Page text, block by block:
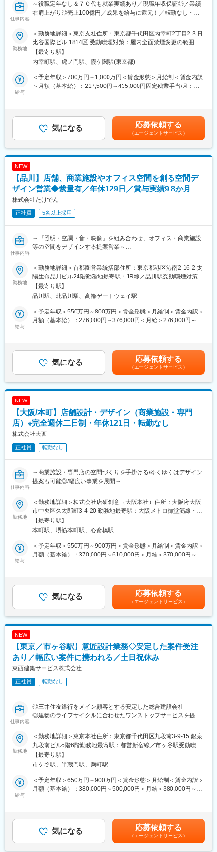
社を推奨しています。育児休業制度や短時間勤務制度が整備され
ているため、子育て中の社員も安心して働くことができます。ま
変更の範囲：会社の定める業務
■配属部署について：
・現在26名の設備施工管理技術士在籍しています。
っております。
・入社時60歳超えると契約社員（退職金無）～59（無期雇用正社
員定年年長）→70～80歳まで働いている
■同社の特徴・魅力：
・既存取引先は全国に多店舗展開している大手企業グループばか
りです。 標準仕様に基づき反復継続して設計・施工を行うことで
の両立を支援するための環境を整えております。相談窓口の設置
を実施し、相談体制を整備することや両立支援のための職場風土
改革の取り組み、制度のついて社内での話合いを設けておりま
仕事内容
～役職定年なし＆７０代も就業実績あり／現職年収保証◎／業績
右肩上がり◎売上100億円／成果を給与に還元！／転勤なし・年
■募集背景：
業績好調及び更なる顧客満足、働き方改善のため、「施工図作成
チーム」を発足。経験を活かし長く働きたいメンバーを募集しま
す。
■業務内容：
ヤマダ電機など、商業施設の電気工事の施工図作成を担当してい
や打合せ業務を行っていただく場合もあります。ゆくゆくは、作
図者の図面チェック・指導を含めた管理職としての業務をお任せ
したいと考えております。
を超える歴史の中で培った高い技術力とノウハウにより、絶えず
変化が生まれる社会のニーズやお客様のご要望にお応えしてきて
おり、現在では電気・設備ともに全国施工に対応している国内随
一の独立系企業です。近年では世界初の真空スプリンクラーの開
発や再生エネルギー事業にも取り組んでおり、さらなる企業価値
■配属部署について：
・現在26名の設備施工管理技術士在籍しています。
っております。
・入社時60歳超えると契約社員（退職金無）～59（無期雇用正社
員定年年長）→70～80歳まで働いている
■同社の特徴・魅力：
・既存取引先は全国に多店舗展開している大手企業グループばか
りです。 標準仕様に基づき反復継続して設計・施工を行うことで
の両立を支援するための環境を整えております。相談窓口の設置
を実施し、相談体制を整備することや両立支援のための職場風土
改革の取り組み、制度のついて社内での話合いを設けておりま
勤務地
＜勤務地詳細＞東京支社住所：東京都千代田区内幸町2丁目2-3 日
比谷国際ビル 1814区 受動喫煙対策：屋内全面禁煙変更の範囲：
無【最寄り駅】
内幸町駅、虎ノ門駅、霞ケ関駅(東京都)
給与
＜予定年収＞700万円～1,000万円＜賃金形態＞月給制＜賃金内訳
＞月額（基本給）：217,500円～435,000円固定残業手当/月：
賞与：年2回（7月・12月）※別途決算賞与あり（直近3年実績あ
り）■昇給：年1回（4月） ※処遇はご経験・スキルに応じて決定
します賃金はあくまでも目安の金額であり、選考を通じて上下す
る可能性があります。月給(月額)は固定手当を含めた表記です。
気になる 応募依頼する
（エージェントサービス）
NEW
【品川】店舗、商業施設やオフィス空間を創る空間デ
ザイン営業◆裁量有／年休129日／賞与実績9.8か月
株式会社たけでん
正社員 5名以上採用
仕事内容
～『照明・空調・音・映像』を組み合わせ、オフィス・商業施設
等の空間をデザインする提案営業～
■このような転職理由の方にオススメ
・決まった商材を販売するだけでなく、企画提案型の営業に挑戦
したい
・オフィスや店舗、商業施設などの空間づくりに携わりたい
・完成した施設を実際に見に行けるような、成果が形に残る仕事
がしたい
■仕事内容
当社は、照明・映像・音響に制御機能を付け加えたご提案などを
行っております。単なる商品提案ではなくお客様が実現したい空
間コンセプトやブランドイメージ、利用者の導線や快適性まで考
■流れ
（1）空間づくりに関するご相談をいただく
（2）お客様の理想とする空間イメージや課題をヒアリングし、設
計担当や協力会社と企画立案
（3）照明・空調・映像・音響設備などを組み合わせた空間提案を
（5）完成後のアフターフォローや追加提案を実施
内訳：既存9割・新規1割(飛び込み・テレアポなし。ご紹介等が中
心)
顧客例：大手食品小売り会社様や外資系アパレルメーカーなど
提案例：商品の魅力を引き立てる照明演出や映像設備のご提案
■就業環境
社内の設計担当や積算担当、施工管理担当と連携しながら進める
■魅力
・完全週休2日制（土日祝休み）
＜待遇・安定性＞
・昨年度賞与実績9.8か月
・退職金制度あり
・住宅ローン優遇金利制度、厚生ローン制度あり
当社は照明・空調・電気設備機器を扱う建築設備総合商社です。
店舗、オフィス、商業施設などの空間づくりを支え、創業以来黒
変更の範囲：会社の定める業務
勤務地
＜勤務地詳細＞首都圏営業統括部住所：東京都港区港南2-16-2 太
陽生命品川ビル24階勤務地最寄駅：JR線／品川駅受動喫煙対策：
屋内全面禁煙変更の範囲：会社の定める事業所
【最寄り駅】
品川駅、北品川駅、高輪ゲートウェイ駅
給与
＜予定年収＞550万円～800万円＜賃金形態＞月給制＜賃金内訳＞
月額（基本給）：276,000円～376,000円＜月給＞276,000円～
ます。・賞与：年2回＋決算賞与（昨年度実績：合計9.8か月）※想
定年収は、過去の平均的な支給実績に基づき、算出した金額で
す。賃金はあくまでも目安の金額であり、選考を通じて上下する
可能性があります。月給(月額)は固定手当を含めた表記です。
気になる 応募依頼する
（エージェントサービス）
NEW
【大阪/本町】店舗設計・デザイン（商業施設・専門
店）※完全週休二日制・年休121日・転勤なし
株式会社大西
正社員 転勤なし
仕事内容
～商業施設・専門店の空間づくりを手掛ける/ゆくゆくはデザイン
提案も可能◎/幅広い事業を展開～
■業務内容
アパレルショップや雑貨店、飲食店、ドラッグストアなど、商業
施設内の専門店や路面店を中心とした店舗づくりのデザイン・設
計業務をお任せします。
営業・設計・積算・施工管理が分業体制となっており、設計業務
に集中できる環境です。
＜具体的には＞
・営業担当との顧客打ち合わせ・要望ヒアリング
・基本設計・実施設計
・施工図作成
・デザイン提案・プレゼンテーション
や仕様を踏まえながら設計を進めていきます。
デザイン業務もありますが、業務比率としては設計が中心。店舗
づくりの上流から施工図作成まで一貫して携わることができま
す。
装案件も担当します。
チェーン店舗の案件が多いため、ブランドごとの設計ルールや既
店舗空間をつくり上げていきます。
■入社後の魅力
◎将来的にはデザイン提案にも挑戦可能
設計業務を軸にしながら、コンペや提案案件などデザイン力を発
揮する機会も拡大しています。
◎多彩な業態の店舗づくりに携われる
同社は90年以上の歴史を持つ衣料品の卸問屋で、現在はオフィス
内装や店舗作りのサポートなど幅広い事業を展開しています。長
勤務地
＜勤務地詳細＞株式会社店研創意（大阪本社）住所：大阪府大阪
市中央区久太郎町3-4-20 勤務地最寄駅：大阪メトロ御堂筋線・中
央線／本町駅受動喫煙対策：屋内全面禁煙変更の範囲：会社の定
める事業所
【最寄り駅】
本町駅、堺筋本町駅、心斎橋駅
給与
＜予定年収＞550万円～900万円＜賃金形態＞月給制＜賃金内訳＞
月額（基本給）：370,000円～610,000円＜月給＞370,000円～
以上）の場合、専門職手当を含みます。 管理監督者のため時間
外手当の支給はありません。■給与改定：年1回（3月）■賞与：年
2回（6月、12月)賃金はあくまでも目安の金額であり、選考を通じ
て上下する可能性があります。月給(月額)は固定手当を含めた表記
です。
気になる 応募依頼する
（エージェントサービス）
NEW
【東京／市ヶ谷駅】意匠設計業務◇安定した案件受注
あり／幅広い案件に携われる／土日祝休み
東西建築サービス株式会社
正社員 転勤なし
仕事内容
◎三井住友銀行をメイン顧客とする安定した総合建設会社
◎建物のライフサイクルに合わせたワンストップサービスを提供
■職務内容：
当社は三井住友銀行をメイン顧客とし、銀行の内装改修など専門
性の高い案件を扱っています。ご入社後は、金融機関店舗・商業
施設等の店舗や商業施設、オフィスビル、公共施設などの意匠設
計業務をお任せします。敷地条件や設計条件を読み解き、最適解
を常に模索して設計をします。
銀行以外の案件もあるため、安定した受注環境があります。金額
は数千円のような小規模の付帯工事から最大数十億円の大規模工
事迄多数請け負っております。完工までのリードタイムは3ヶ月未
勤務地
＜勤務地詳細＞東京本社住所：東京都千代田区九段南3-9-15 銀泉
九段南ビル5階6階勤務地最寄駅：都営新宿線／市ヶ谷駅受動喫煙
対策：敷地内全面禁煙変更の範囲：当社拠点全般
【最寄り駅】
市ケ谷駅、半蔵門駅、麹町駅
給与
＜予定年収＞650万円～900万円＜賃金形態＞月給制＜賃金内訳＞
月額（基本給）：380,000円～500,000円＜月給＞380,000円～
金はあくまでも目安の金額であり、選考を通じて上下する可能性
があります。月給(月額)は固定手当を含めた表記です。
気になる 応募依頼する
（エージェントサービス）